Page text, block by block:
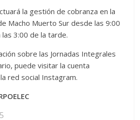
la gestión de cobranza en la
Macho Muerto Sur desde las 9:00
las 3:00 de la tarde.
sobre las Jornadas Integrales
puede visitar la cuenta
red social Instagram.